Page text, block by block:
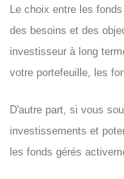
Le choix entre les
des besoins et des
investisseur à long
votre portefeuille, les
D'autre part, si vous
investissements et
les fonds gérés